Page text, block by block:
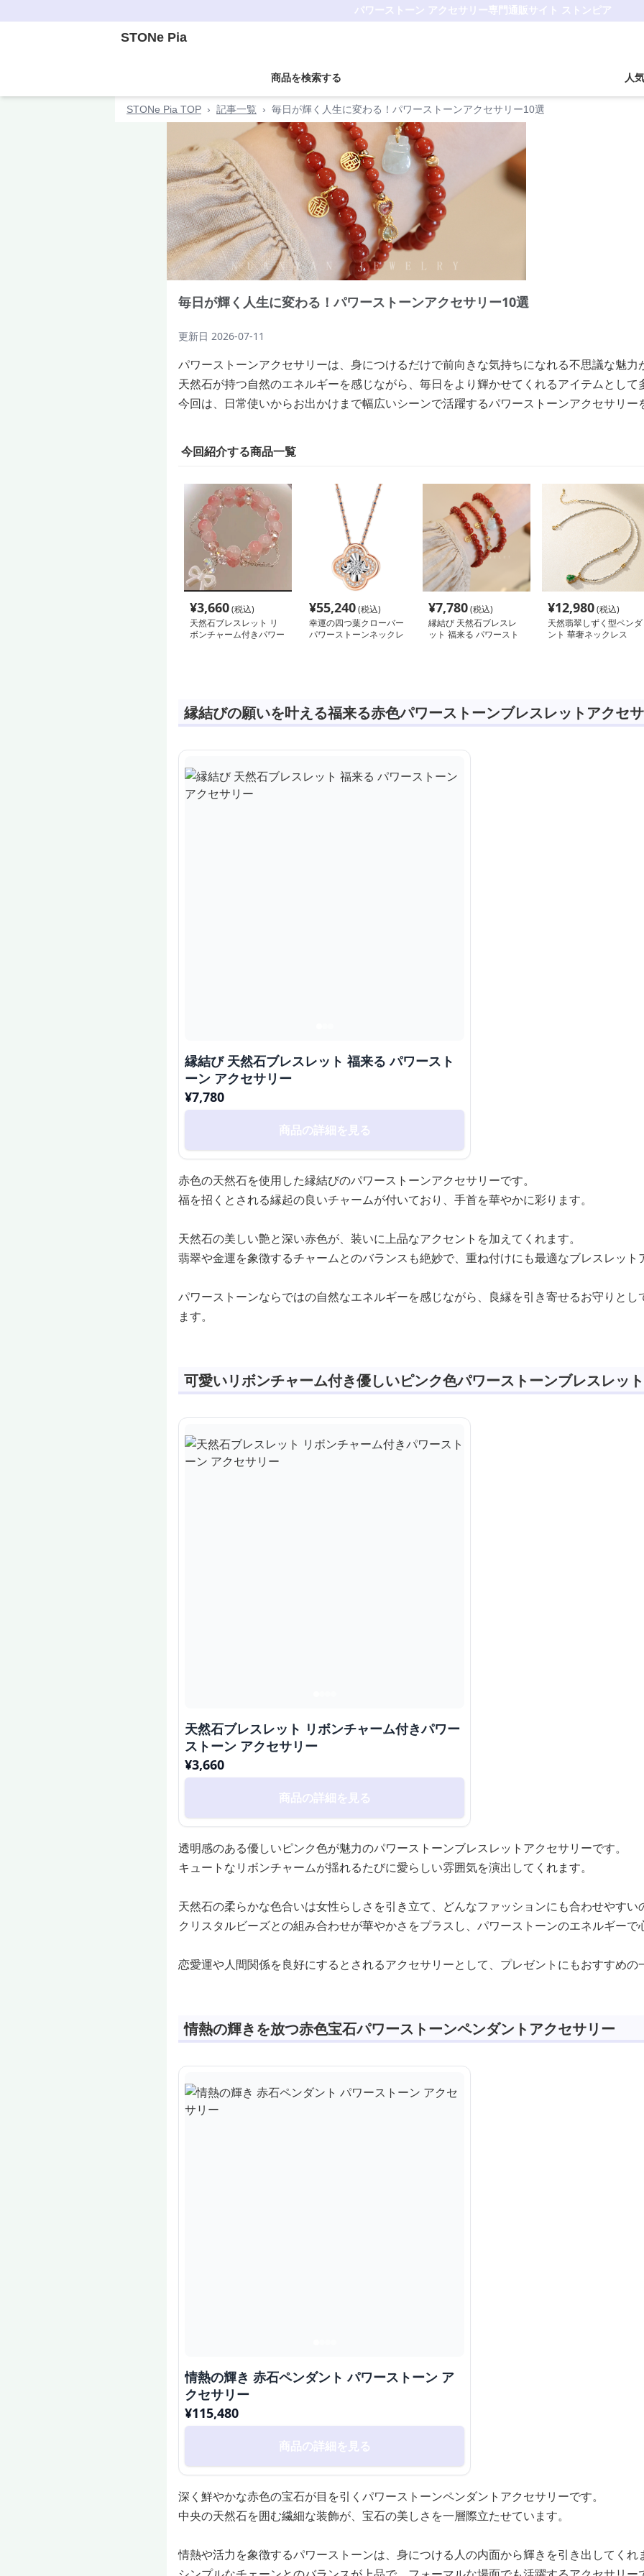
パワーストーン アクセサリー専門通販サイト ストンピア
STONe Pia
商品を検索する 人
STONe Pia TOP › 記事一覧 › 毎日が輝く人生に変わる！パワーストーンアクセサリー10選
毎日が輝く人生に変わる！パワーストーンアクセサリー10選
更新日 2026-07-11
パワーストーンアクセサリーは、身につけるだけで前向きな気持ちになれる不思議な魅力
天然石が持つ自然のエネルギーを感じながら、毎日をより輝かせてくれるアイテムとして
今回は、日常使いからお出かけまで幅広いシーンで活躍するパワーストーンアクセサリー
今回紹介する商品一覧
¥3,660(税込)
天然石ブレスレット リ
ボンチャーム付きパワー
¥55,240(税込)
幸運の四つ葉クローバー
パワーストーンネックレ
¥7,780(税込)
縁結び 天然石ブレスレ
ット 福来る パワースト
¥12,980(税込)
天然翡翠しずく型ペンダ
ント 華奢ネックレス
縁結びの願いを叶える福来る赤色パワーストーンブレスレットアクセ
縁結び 天然石ブレスレット 福来る パワースト
ーン アクセサリー
¥7,780
商品の詳細を見る
赤色の天然石を使用した縁結びのパワーストーンアクセサリーです。
福を招くとされる縁起の良いチャームが付いており、手首を華やかに彩ります。
天然石の美しい艶と深い赤色が、装いに上品なアクセントを加えてくれます。
翡翠や金運を象徴するチャームとのバランスも絶妙で、重ね付けにも最適なブレスレット
パワーストーンならではの自然なエネルギーを感じながら、良縁を引き寄せるお守りとし
ます。
可愛いリボンチャーム付き優しいピンク色パワーストーンブレスレッ
天然石ブレスレット リボンチャーム付きパワー
ストーン アクセサリー
¥3,660
商品の詳細を見る
透明感のある優しいピンク色が魅力のパワーストーンブレスレットアクセサリーです。
キュートなリボンチャームが揺れるたびに愛らしい雰囲気を演出してくれます。
天然石の柔らかな色合いは女性らしさを引き立て、どんなファッションにも合わせやすい
クリスタルビーズとの組み合わせが華やかさをプラスし、パワーストーンのエネルギーで
恋愛運や人間関係を良好にするとされるアクセサリーとして、プレゼントにもおすすめの
情熱の輝きを放つ赤色宝石パワーストーンペンダントアクセサリー
情熱の輝き 赤石ペンダント パワーストーン ア
クセサリー
¥115,480
商品の詳細を見る
深く鮮やかな赤色の宝石が目を引くパワーストーンペンダントアクセサリーです。
中央の天然石を囲む繊細な装飾が、宝石の美しさを一層際立たせています。
情熱や活力を象徴するパワーストーンは、身につける人の内面から輝きを引き出してくれ